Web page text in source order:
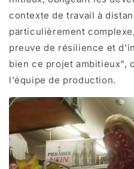
contexte de travail à
particulièrement
preuve de résilience et
bien ce projet ambitieux",
l'équipe de production.